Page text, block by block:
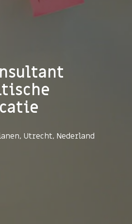
, Utrecht, Nederland